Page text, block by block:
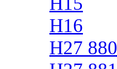
H16
H27 880